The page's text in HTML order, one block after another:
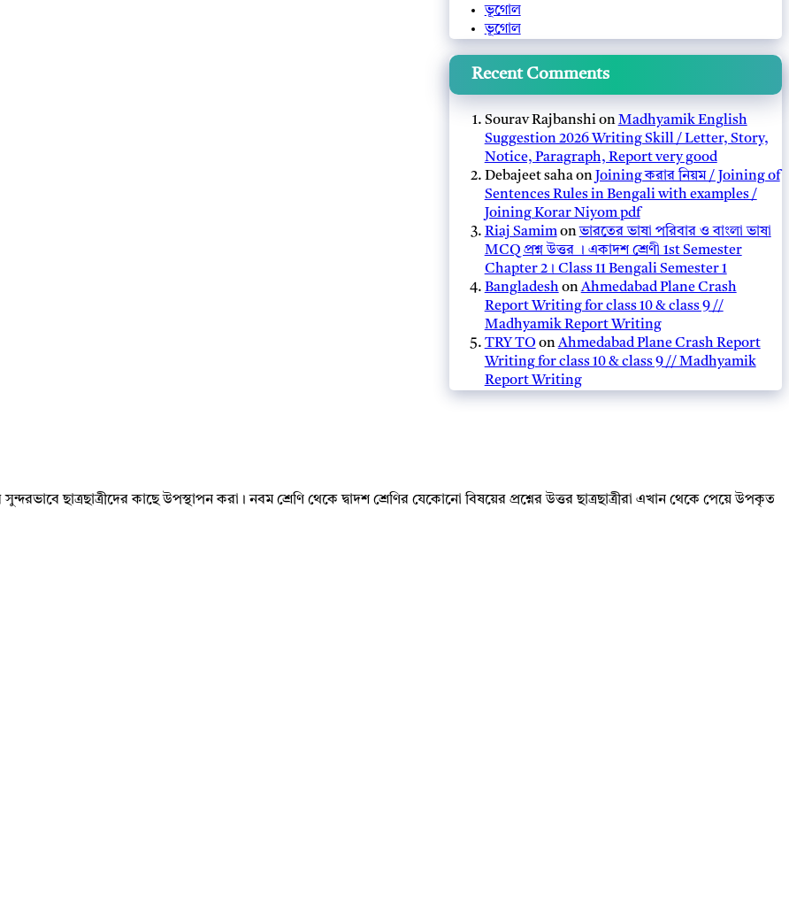
ভূগোল
ভূগোল
Recent Comments
Sourav RajbanshionMadhyamik English
Suggestion 2026 Writing Skill / Letter, Story,
Notice, Paragraph, Report very good
Debajeet sahaonJoining করার নিয়ম / Joining of
Sentences Rules in Bengali with examples /
Joining Korar Niyom pdf
Riaj Samimonভারতের ভাষা পরিবার ও বাংলা ভাষা
MCQ প্রশ্ন উত্তর । একাদশ শ্রেণী 1st Semester
Chapter 2। Class 11 Bengali Semester 1
BangladeshonAhmedabad Plane Crash
Report Writing for class 10 & class 9 //
Madhyamik Report Writing
TRY TOonAhmedabad Plane Crash Report
ছাত্রছাত্রীদের কাছে উপস্থাপন করা। নবম শ্রেণি থেকে দ্বাদশ শ্রেণির যেকোনো বিষয়ের প্রশ্নের উত্তর ছাত্রছাত্রীরা এখান থেকে পেয়ে উপকৃত